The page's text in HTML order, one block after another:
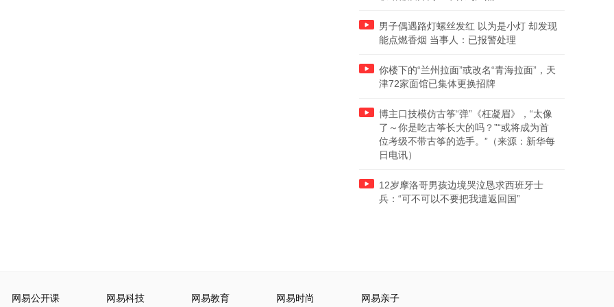
男子偶遇路灯螺丝发红 以为是小灯 却发现
能点燃香烟 当事人：已报警处理
你楼下的“兰州拉面”或改名“青海拉面”，天
津72家面馆已集体更换招牌
博主口技模仿古筝“弹”《枉凝眉》，“太像
了～你是吃古筝长大的吗？”“或将成为首
位考级不带古筝的选手。”（来源：新华每
日电讯）
12岁摩洛哥男孩边境哭泣恳求西班牙士
兵：“可不可以不要把我遣返回国”
网易公开课 网易科技 网易教育 网易时尚 网易亲子